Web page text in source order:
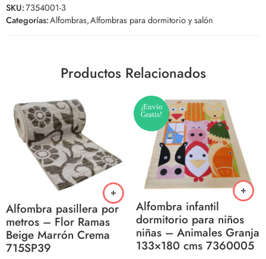
SKU:7354001-3
Categorías:Alfombras,Alfombras para dormitorio y salón
Productos Relacionados
Alfombra pasillera por
metros – Flor Ramas
Beige Marrón Crema
715SP39
¡Envío
Gratis!
Alfombra infantil
dormitorio para niños
niñas – Animales Granja
133×180 cms 7360005